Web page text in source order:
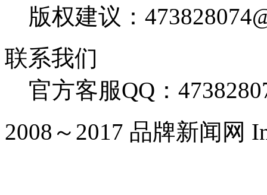
版权建议：
联系我们
官方客服QQ：
2008～2017 品牌新闻网